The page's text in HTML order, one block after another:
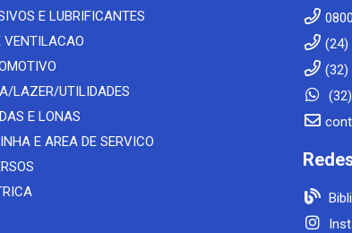
E LUBRIFICANTES
VENTILACAO
LAZER/UTILIDADES
E LONAS
E AREA DE SERVICO
(24)
(32)